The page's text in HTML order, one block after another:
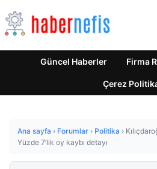
Güncel Haberler Firma
Çerez
Ana sayfa › Forumlar › Politika ›
Yüzde 7’lik oy kaybı detayı